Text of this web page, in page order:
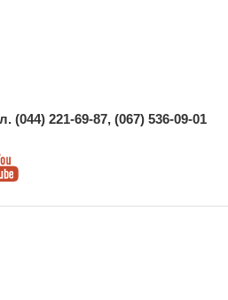
. (044) 221-69-87, (067) 536-09-01